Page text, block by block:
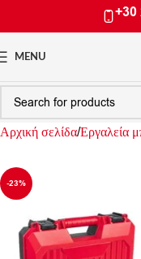
+30
MENU
Αρχική σελίδαΕργαλεία
-23%